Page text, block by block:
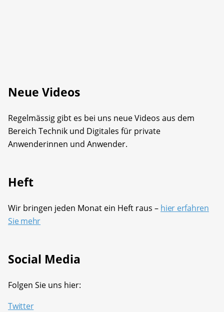
Neue Videos
Regelmässig gibt es bei uns neue Videos aus dem
Bereich Technik und Digitales für private
Anwenderinnen und Anwender.
Heft
Wir bringen jeden Monat ein Heft raus – hier erfahren
Sie mehr
Social Media
Folgen Sie uns hier:
Twitter